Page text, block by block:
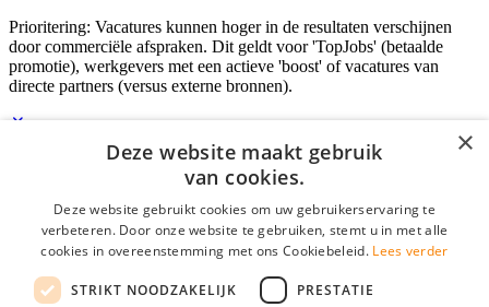
Prioritering: Vacatures kunnen hoger in de resultaten verschijnen
door commerciële afspraken. Dit geldt voor 'TopJobs' (betaalde
promotie), werkgevers met een actieve 'boost' of vacatures van
directe partners (versus externe bronnen).
Inloggen als bedrijf
E-mail*
Wachtwoord
login gegevens onthouden
×
Deze website maakt gebruik
van cookies.
Deze website gebruikt cookies om uw gebruikerservaring te
verbeteren. Door onze website te gebruiken, stemt u in met alle
cookies in overeenstemming met ons Cookiebeleid. Lees verder
STRIKT NOODZAKELIJK PRESTATIE